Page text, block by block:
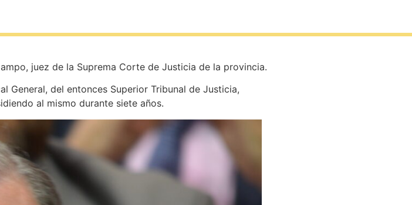
juez de la Suprema Corte de Justicia de la provincia.
General, del entonces Superior Tribunal de Justicia,
al mismo durante siete años.